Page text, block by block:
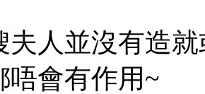
夫人並沒有造
唔會有作用~